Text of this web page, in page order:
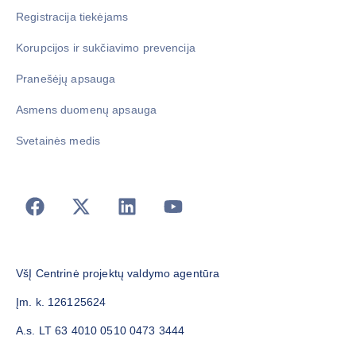
Registracija tiekėjams
Korupcijos ir sukčiavimo prevencija
Pranešėjų apsauga
Asmens duomenų apsauga
Svetainės medis
VšĮ Centrinė projektų valdymo agentūra
Įm. k. 126125624
A.s. LT 63 4010 0510 0473 3444